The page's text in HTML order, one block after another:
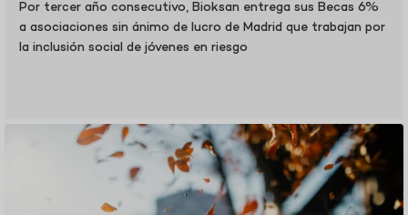
Por tercer año consecutivo, Bioksan entrega sus Becas 6%
a asociaciones sin ánimo de lucro de Madrid que trabajan por
la inclusión social de jóvenes en riesgo